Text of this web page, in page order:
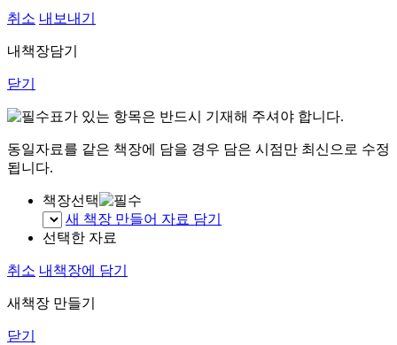
취소 내보내기
내책장담기
닫기
표가 있는 항목은 반드시 기재해 주셔야 합니다.
동일자료를 같은 책장에 담을 경우 담은 시점만 최신으로 수정
됩니다.
책장선택
새 책장 만들어 자료 담기
선택한 자료
취소 내책장에 담기
새책장 만들기
닫기